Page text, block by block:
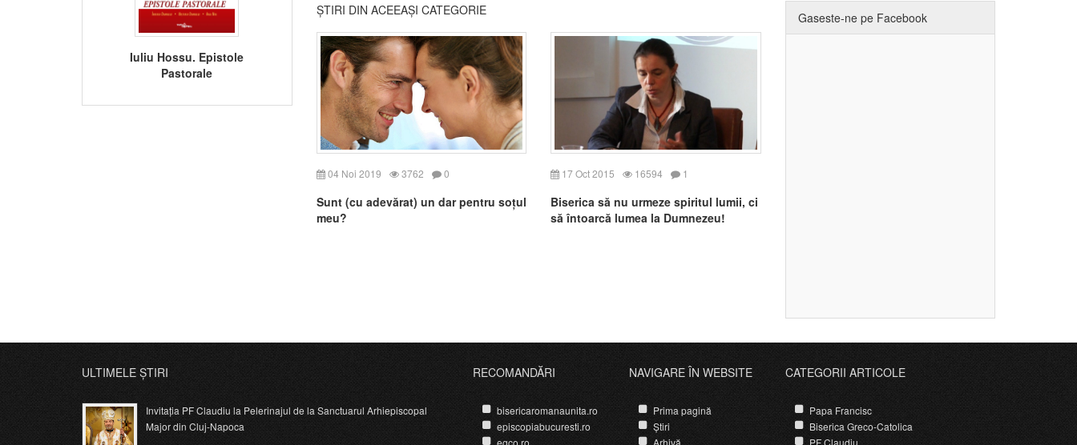
Iuliu Hossu. Epistole
Pastorale
ȘTIRI DIN ACEEAȘI CATEGORIE
04 Noi 2019 3762 0
Sunt (cu adevărat) un dar pentru soțul
meu?
17 Oct 2015 16594 1
Biserica să nu urmeze spiritul lumii, ci
să întoarcă lumea la Dumnezeu!
Gaseste-ne pe Facebook
ULTIMELE ȘTIRI
Invitația PF Claudiu la Pelerinajul de la Sanctuarul Arhiepiscopal
Major din Cluj-Napoca
RECOMANDĂRI
bisericaromanaunita.ro
episcopiabucuresti.ro
egco.ro
NAVIGARE ÎN WEBSITE
Prima pagină
Știri
Arhivă
CATEGORII ARTICOLE
Papa Francisc
Biserica Greco-Catolica
PF Claudiu